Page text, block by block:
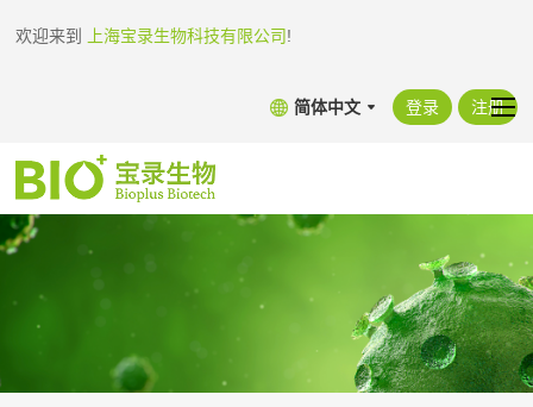
欢迎来到 上海宝录生物科技有限公司!
简体中文 登录 注册